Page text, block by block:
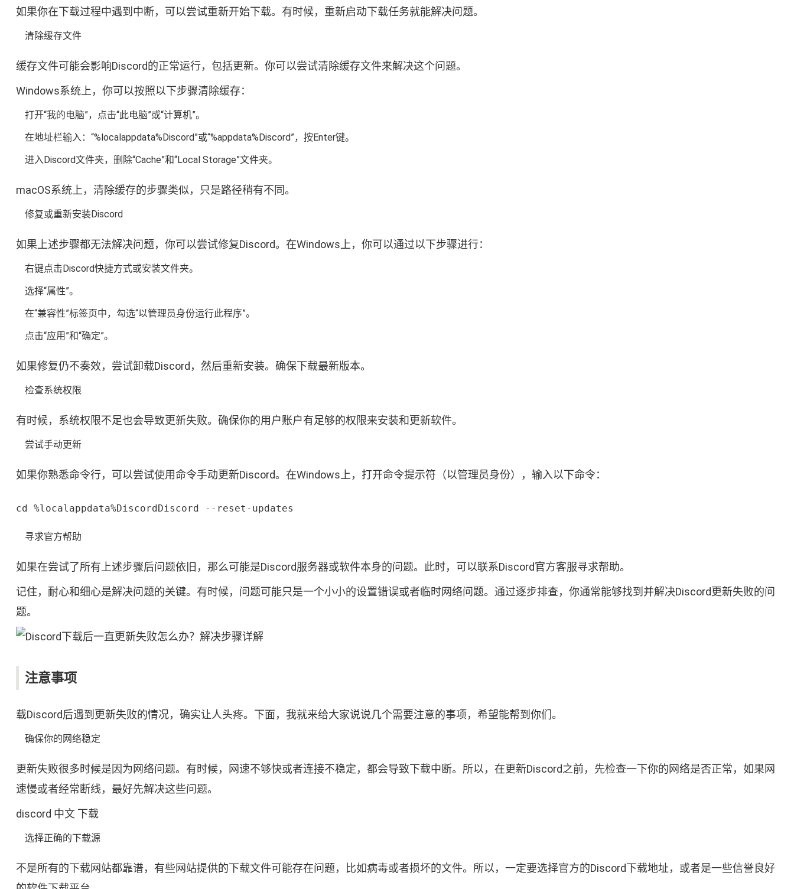
如果你在下载过程中遇到中断，可以尝试重新开始下载。有时候，重新启动下载任务就能解决问题。
清除缓存文件
缓存文件可能会影响Discord的正常运行，包括更新。你可以尝试清除缓存文件来解决这个问题。
Windows系统上，你可以按照以下步骤清除缓存：
打开“我的电脑”，点击“此电脑”或“计算机”。
在地址栏输入：“%localappdata%Discord”或“%appdata%Discord”，按Enter键。
进入Discord文件夹，删除“Cache”和“Local Storage”文件夹。
macOS系统上，清除缓存的步骤类似，只是路径稍有不同。
修复或重新安装Discord
如果上述步骤都无法解决问题，你可以尝试修复Discord。在Windows上，你可以通过以下步骤进行：
右键点击Discord快捷方式或安装文件夹。
选择“属性”。
在“兼容性”标签页中，勾选“以管理员身份运行此程序”。
点击“应用”和“确定”。
如果修复仍不奏效，尝试卸载Discord，然后重新安装。确保下载最新版本。
检查系统权限
有时候，系统权限不足也会导致更新失败。确保你的用户账户有足够的权限来安装和更新软件。
尝试手动更新
如果你熟悉命令行，可以尝试使用命令手动更新Discord。在Windows上，打开命令提示符（以管理员身份），输入以下命令：
cd %localappdata%DiscordDiscord --reset-updates
寻求官方帮助
如果在尝试了所有上述步骤后问题依旧，那么可能是Discord服务器或软件本身的问题。此时，可以联系Discord官方客服寻求帮助。
记住，耐心和细心是解决问题的关键。有时候，问题可能只是一个小小的设置错误或者临时网络问题。通过逐步排查，你通常能够找到并解决Discord更新失败的问
题。
注意事项
载Discord后遇到更新失败的情况，确实让人头疼。下面，我就来给大家说说几个需要注意的事项，希望能帮到你们。
确保你的网络稳定
更新失败很多时候是因为网络问题。有时候，网速不够快或者连接不稳定，都会导致下载中断。所以，在更新Discord之前，先检查一下你的网络是否正常，如果网
速慢或者经常断线，最好先解决这些问题。
discord 中文 下载
选择正确的下载源
不是所有的下载网站都靠谱，有些网站提供的下载文件可能存在问题，比如病毒或者损坏的文件。所以，一定要选择官方的Discord下载地址，或者是一些信誉良好